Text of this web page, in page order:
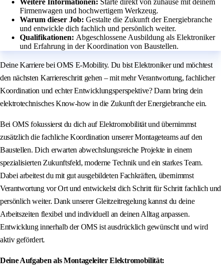
Weitere Informationen: Starte direkt von zuhause mit deinem
Firmenwagen und hochwertigem Werkzeug.
Warum dieser Job: Gestalte die Zukunft der Energiebranche
und entwickle dich fachlich und persönlich weiter.
Qualifikationen: Abgeschlossene Ausbildung als Elektroniker
und Erfahrung in der Koordination von Baustellen.
Deine Karriere bei OMS E-Mobility. Du bist Elektroniker und möchtest
den nächsten Karriereschritt gehen – mit mehr Verantwortung, fachlicher
Koordination und echter Entwicklungsperspektive? Dann bring dein
elektrotechnisches Know-how in die Zukunft der Energiebranche ein.
Bei OMS fokussierst du dich auf Elektromobilität und übernimmst
zusätzlich die fachliche Koordination unserer Montageteams auf den
Baustellen. Dich erwarten abwechslungsreiche Projekte in einem
spezialisierten Zukunftsfeld, moderne Technik und ein starkes Team.
Dabei arbeitest du mit gut ausgebildeten Fachkräften, übernimmst
Verantwortung vor Ort und entwickelst dich Schritt für Schritt fachlich und
persönlich weiter. Dank unserer Gleitzeitregelung kannst du deine
Arbeitszeiten flexibel und individuell an deinen Alltag anpassen.
Entwicklung innerhalb der OMS ist ausdrücklich gewünscht und wird
aktiv gefördert.
Deine Aufgaben als Montageleiter Elektromobilität: